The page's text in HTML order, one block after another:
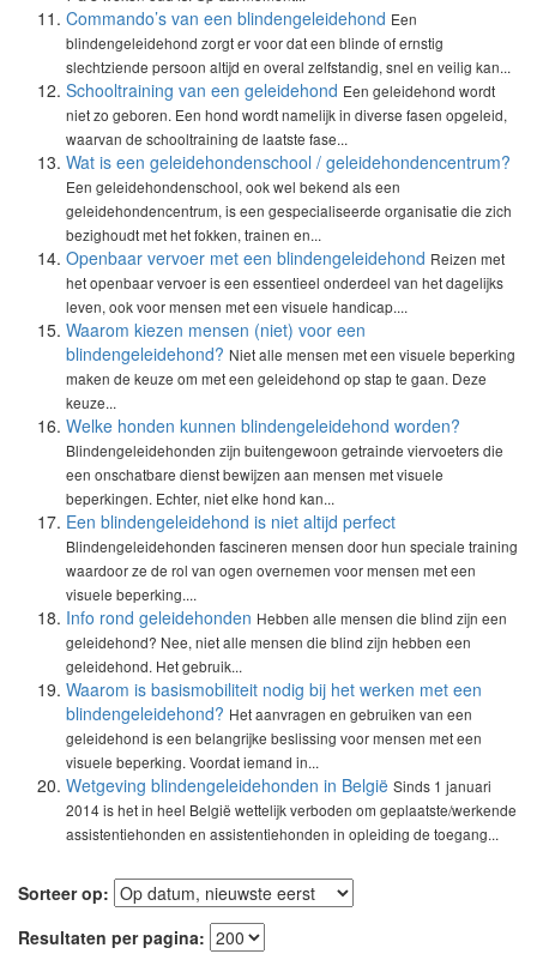
Commando’s van een blindengeleidehond Een
blindengeleidehond zorgt er voor dat een blinde of ernstig
slechtziende persoon altijd en overal zelfstandig, snel en veilig kan...
Schooltraining van een geleidehond Een geleidehond wordt
niet zo geboren. Een hond wordt namelijk in diverse fasen opgeleid,
waarvan de schooltraining de laatste fase...
Wat is een geleidehondenschool / geleidehondencentrum?
Een geleidehondenschool, ook wel bekend als een
geleidehondencentrum, is een gespecialiseerde organisatie die zich
bezighoudt met het fokken, trainen en...
Openbaar vervoer met een blindengeleidehond Reizen met
het openbaar vervoer is een essentieel onderdeel van het dagelijks
leven, ook voor mensen met een visuele handicap....
Waarom kiezen mensen (niet) voor een
blindengeleidehond? Niet alle mensen met een visuele beperking
maken de keuze om met een geleidehond op stap te gaan. Deze
keuze...
Welke honden kunnen blindengeleidehond worden?
Blindengeleidehonden zijn buitengewoon getrainde viervoeters die
een onschatbare dienst bewijzen aan mensen met visuele
beperkingen. Echter, niet elke hond kan...
Een blindengeleidehond is niet altijd perfect
Blindengeleidehonden fascineren mensen door hun speciale training
waardoor ze de rol van ogen overnemen voor mensen met een
visuele beperking....
Info rond geleidehonden Hebben alle mensen die blind zijn een
geleidehond? Nee, niet alle mensen die blind zijn hebben een
geleidehond. Het gebruik...
Waarom is basismobiliteit nodig bij het werken met een
blindengeleidehond? Het aanvragen en gebruiken van een
geleidehond is een belangrijke beslissing voor mensen met een
visuele beperking. Voordat iemand in...
Wetgeving blindengeleidehonden in België Sinds 1 januari
2014 is het in heel België wettelijk verboden om geplaatste/werkende
assistentiehonden en assistentiehonden in opleiding de toegang...
Sorteer op:
Resultaten per pagina: